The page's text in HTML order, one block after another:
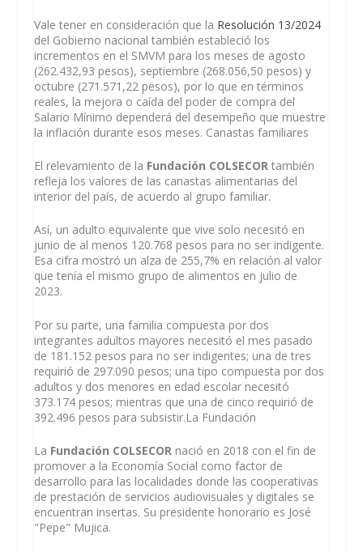
Vale tener en consideración que la Resolución 13/2024
del Gobierno nacional también estableció los
incrementos en el SMVM para los meses de agosto
(262.432,93 pesos), septiembre (268.056,50 pesos) y
octubre (271.571,22 pesos), por lo que en términos
reales, la mejora o caída del poder de compra del
Salario Mínimo dependerá del desempeño que muestre
la inflación durante esos meses. Canastas familiares
El relevamiento de la Fundación COLSECOR también
refleja los valores de las canastas alimentarias del
interior del país, de acuerdo al grupo familiar.
Así, un adulto equivalente que vive solo necesitó en
junio de al menos 120.768 pesos para no ser indigente.
Esa cifra mostró un alza de 255,7% en relación al valor
que tenía el mismo grupo de alimentos en julio de
2023.
Por su parte, una familia compuesta por dos
integrantes adultos mayores necesitó el mes pasado
de 181.152 pesos para no ser indigentes; una de tres
requirió de 297.090 pesos; una tipo compuesta por dos
adultos y dos menores en edad escolar necesitó
373.174 pesos; mientras que una de cinco requirió de
392.496 pesos para subsistir.La Fundación
La Fundación COLSECOR nació en 2018 con el fin de
promover a la Economía Social como factor de
desarrollo para las localidades donde las cooperativas
de prestación de servicios audiovisuales y digitales se
encuentran insertas. Su presidente honorario es José
"Pepe" Mujica.